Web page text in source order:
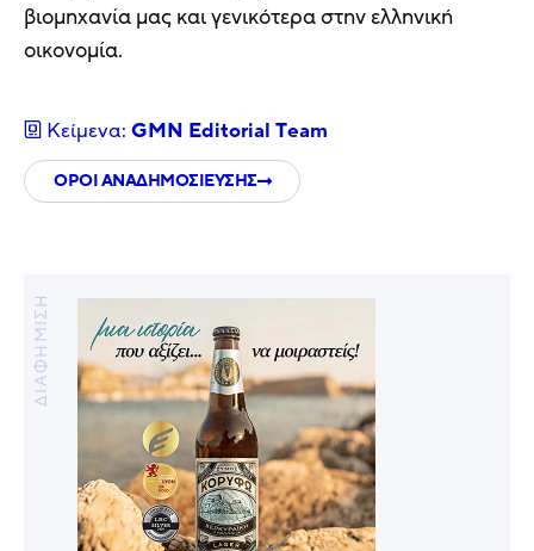
βιομηχανία μας και γενικότερα στην ελληνική
οικονομία.
Κείμενα: GMN Editorial Τeam
ΟΡΟΙ ΑΝΑΔΗΜΟΣΙΕΥΣΗΣ
ΔΙΑΦΗΜΙΣΗ